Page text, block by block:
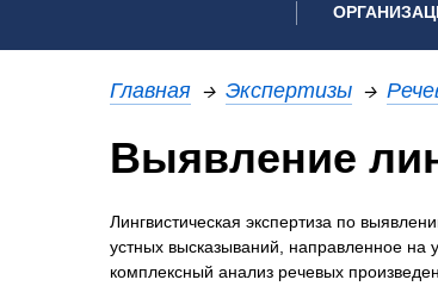
Об
Для СМИ
Вакансии
Главная → Экспертизы →
Выявление
Лингвистическая экспертиза по
устных высказываний, направленное на
комплексный анализ речевых